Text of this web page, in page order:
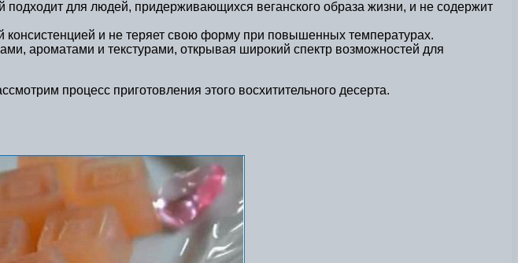
подходит для людей, придерживающихся веганского образа жизни, и не содержит
консистенцией и не теряет свою форму при повышенных температурах.
ароматами и текстурами, открывая широкий спектр возможностей для
процесс приготовления этого восхитительного десерта.